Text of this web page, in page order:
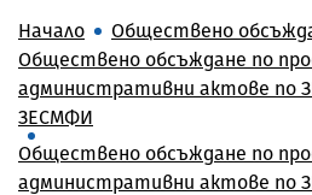
Начало
Обществено
Обществено обсъждане по
административни актове по
ЗЕСМФИ
Обществено обсъждане по
административни актове по